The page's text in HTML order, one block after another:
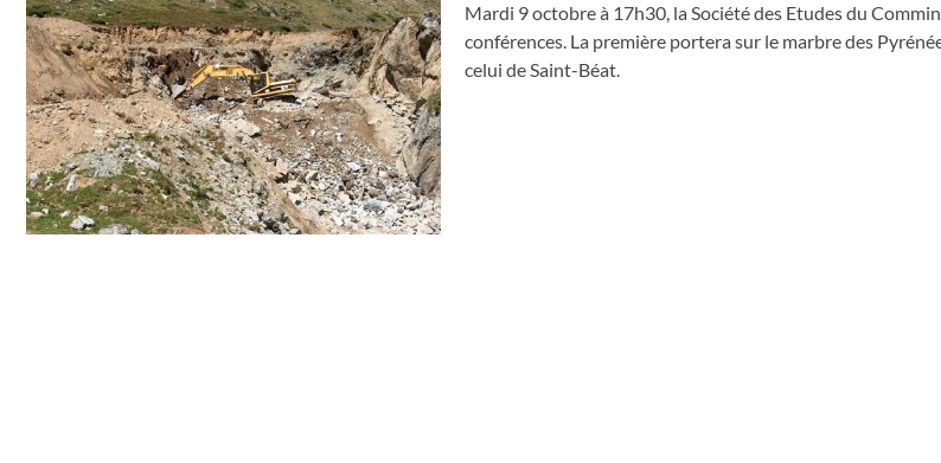
Mardi 9 octobre à 17h30, la Société des Etudes du
conférences. La première portera sur le marbre des
celui de Saint-Béat.